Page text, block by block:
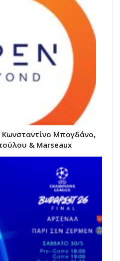
Κωνσταντίνο Μπογδάνο,
& Marseaux